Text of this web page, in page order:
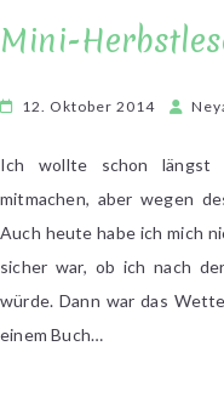
Mini-
12. Oktober 2014
Ich wollte schon längst
mitmachen, aber wegen
Auch heute habe ich mich
sicher war, ob ich nach
würde. Dann war das
einem Buch…